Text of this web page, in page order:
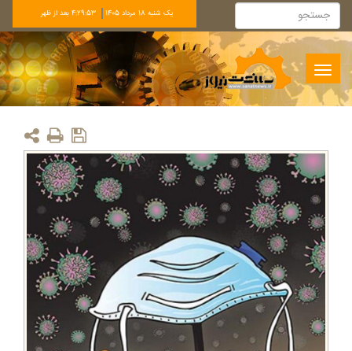
يک شنبه 18 مرداد 1405 4:29:53 بعد از ظهر
Toggle
navigation